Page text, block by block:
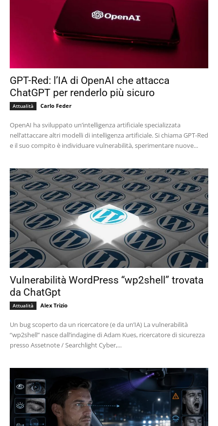
GPT-Red: l’IA di OpenAI che attacca
ChatGPT per renderlo più sicuro
Attualità Carlo Feder
OpenAI ha sviluppato un’intelligenza artificiale specializzata
nell’attaccare altri modelli di intelligenza artificiale. Si chiama GPT-Red
e il suo compito è individuare vulnerabilità, sperimentare nuove...
Vulnerabilità WordPress “wp2shell” trovata
da ChatGpt
Attualità Alex Trizio
Un bug scoperto da un ricercatore (e da un’IA) La vulnerabilità
“wp2shell” nasce dall’indagine di Adam Kues, ricercatore di sicurezza
presso Assetnote / Searchlight Cyber,...